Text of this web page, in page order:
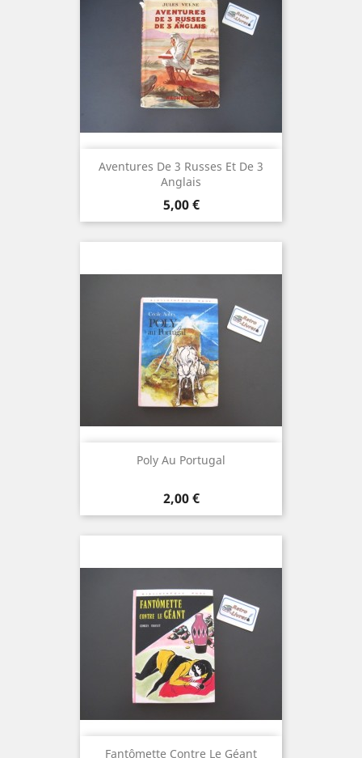
Aventures De 3 Russes Et De 3
Anglais
Prix
5,00 €
Poly Au Portugal
Prix
2,00 €
Fantômette Contre Le Géant